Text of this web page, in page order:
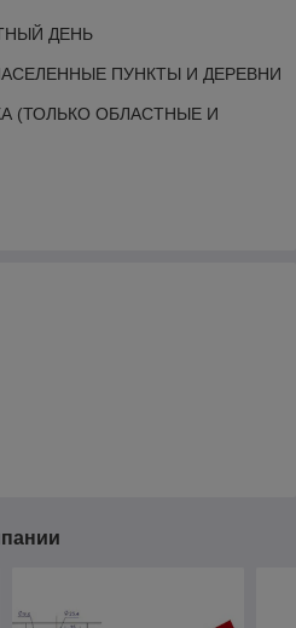
ДЕНЬ
ПУНКТЫ И ДЕРЕВНИ
(ТОЛЬКО ОБЛАСТНЫЕ И